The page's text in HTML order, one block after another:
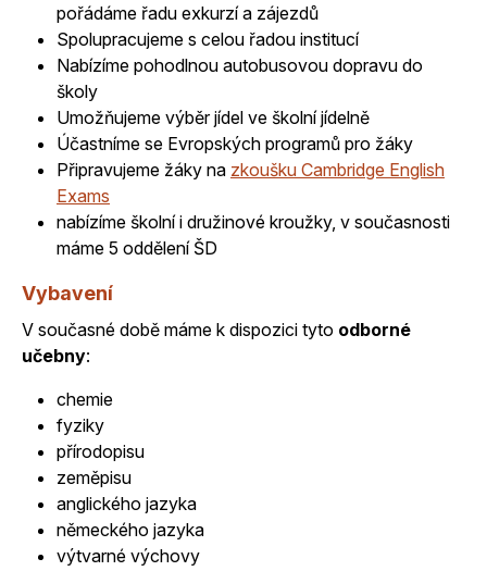
pořádáme řadu exkurzí a zájezdů
Spolupracujeme s celou řadou institucí
Nabízíme pohodlnou autobusovou dopravu do
školy
Umožňujeme výběr jídel ve školní jídelně
Účastníme se Evropských programů pro žáky
Připravujeme žáky na zkoušku Cambridge English
Exams
nabízíme školní i družinové kroužky, v současnosti
máme 5 oddělení ŠD
Vybavení
V současné době máme k dispozici tyto odborné
učebny:
chemie
fyziky
přírodopisu
zeměpisu
anglického jazyka
německého jazyka
výtvarné výchovy